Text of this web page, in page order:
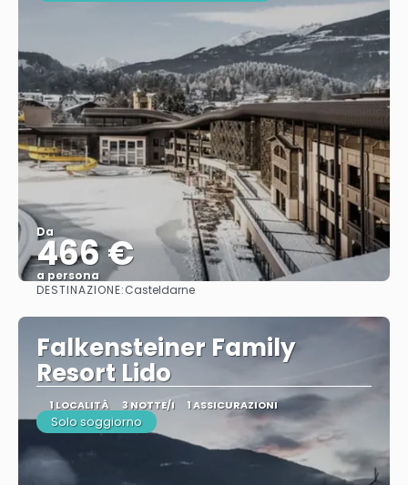
Da
466 €
a persona
Vedere
DESTINAZIONE:Casteldarne
Falkensteiner Family
Resort Lido
1 LOCALITÀ 3 NOTTE/I 1 ASSICURAZIONI
Solo soggiorno